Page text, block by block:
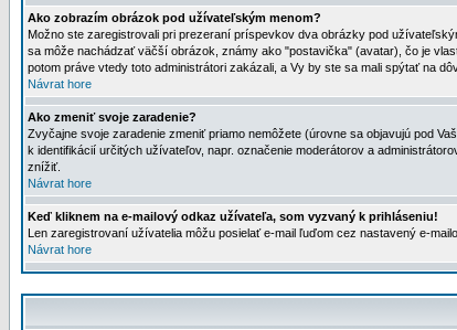
Ako zobrazím obrázok pod užívateľským menom?
Možno ste zaregistrovali pri prezeraní príspevkov dva obrázky pod
sa môže nachádzať väčší obrázok, známy ako "postavička" (avatar), čo je
potom práve vtedy toto administrátori zakázali, a Vy by ste sa mali spýtať na
Návrat hore
Ako zmeniť svoje zaradenie?
Zvyčajne svoje zaradenie zmeniť priamo nemôžete (úrovne sa objavujú pod
k identifikácií určitých užívateľov, napr. označenie moderátorov a
znížiť.
Návrat hore
Keď kliknem na e-mailový odkaz užívateľa, som vyzvaný k prihláseniu!
Len zaregistrovaní užívatelia môžu posielať e-mail ľuďom cez nastavený e-
Návrat hore